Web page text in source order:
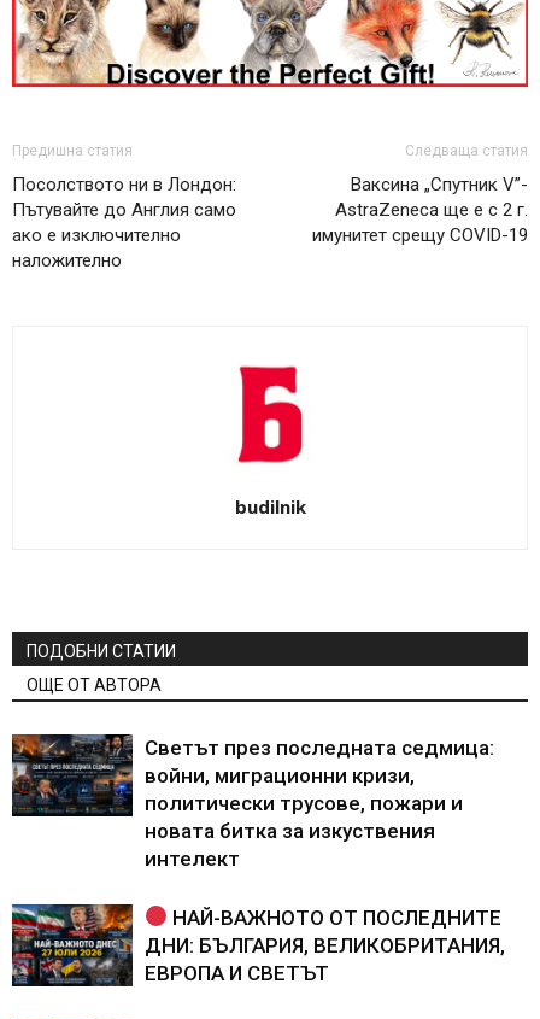
Предишна статия
Посолството ни в Лондон:
Пътувайте до Англия само
ако е изключително
наложително
Следваща статия
Ваксина „Спутник V”-
AstraZeneca ще е с 2 г.
имунитет срещу COVID-19
budilnik
ПОДОБНИ СТАТИИ
ОЩЕ ОТ АВТОРА
Светът през последната седмица:
войни, миграционни кризи,
политически трусове, пожари и
новата битка за изкуствения
интелект
НАЙ-ВАЖНОТО ОТ ПОСЛЕДНИТЕ
ДНИ: БЪЛГАРИЯ, ВЕЛИКОБРИТАНИЯ,
ЕВРОПА И СВЕТЪТ